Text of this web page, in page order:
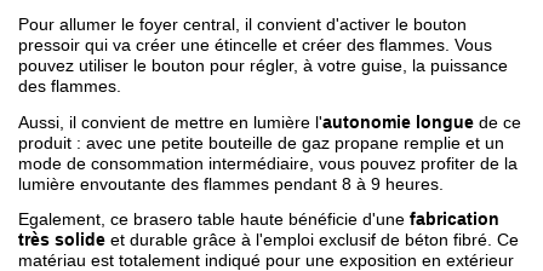
Pour allumer le foyer central, il convient d'activer le bouton
pressoir qui va créer une étincelle et créer des flammes. Vous
pouvez utiliser le bouton pour régler, à votre guise, la puissance
des flammes.
Aussi, il convient de mettre en lumière l'autonomie longue de ce
produit : avec une petite bouteille de gaz propane remplie et un
mode de consommation intermédiaire, vous pouvez profiter de la
lumière envoutante des flammes pendant 8 à 9 heures.
Egalement, ce brasero table haute bénéficie d'une fabrication
très solide et durable grâce à l'emploi exclusif de béton fibré. Ce
matériau est totalement indiqué pour une exposition en extérieur